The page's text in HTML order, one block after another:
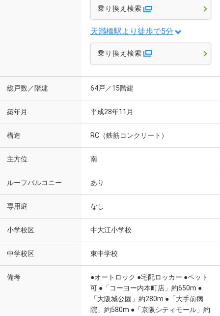
乗り換え検索
天満橋駅より徒歩で5分
乗り換え検索
総戸数／階建 64戸／15階建
築年月 平成28年11月
構造 RC（鉄筋コンクリート）
主方位 南
ルーフバルコニー あり
専用庭 なし
小学校区 中大江小学校
中学校区 東中学校
備考
●オートロック ●宅配ロッカー ●ペット
可 ●「コーヨー内本町店」約650m ●
「大阪城公園」約280m ●「大手前病
院」約580m ●「京阪シティモール」約